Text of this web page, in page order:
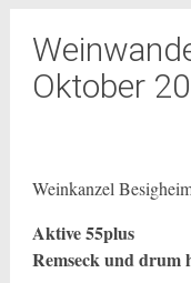
Oktober
Weinkanzel
Aktive 55plus
Remseck und drum